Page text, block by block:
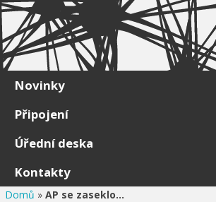
Skip to content
Novinky
Připojení
Úřední deska
Kontakty
Domů » AP se zaseklo…